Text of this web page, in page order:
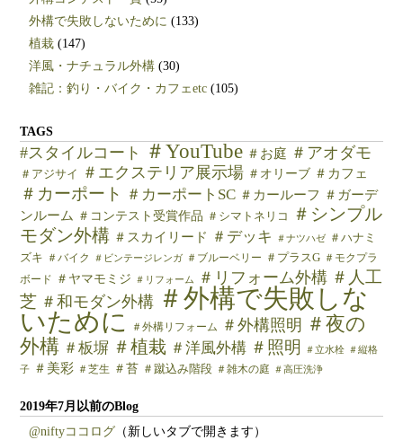
外構で失敗しないために (133)
植栽 (147)
洋風・ナチュラル外構 (30)
雑記：釣り・バイク・カフェetc (105)
TAGS
#スタイルコート ＃YouTube ＃お庭 ＃アオダモ
＃アジサイ ＃エクステリア展示場 ＃オリーブ ＃カフェ
＃カーポート ＃カーポートSC ＃カールーフ ＃ガーデ
ンルーム ＃コンテスト受賞作品 ＃シマトネリコ
＃シンプル
モダン外構 ＃スカイリード ＃デッキ ＃ナツハゼ
＃ハナミ
ズキ ＃バイク ＃ビンテージレンガ ＃ブルーベリー ＃プラスG ＃モクプラ
ボード ＃ヤマモミジ ＃リフォーム ＃リフォーム外構 ＃人工
芝 ＃和モダン外構 ＃外構で失敗しな
いために
＃外構リフォーム ＃外構照明 ＃夜の
外構 ＃板塀 ＃植栽 ＃洋風外構 ＃照明 ＃立水栓 ＃縦格
子
＃美彩 ＃芝生 ＃苔 ＃蹴込み階段 ＃雑木の庭 ＃高圧洗浄
2019年7月以前のBlog
@niftyココログ （新しいタブで開きます）